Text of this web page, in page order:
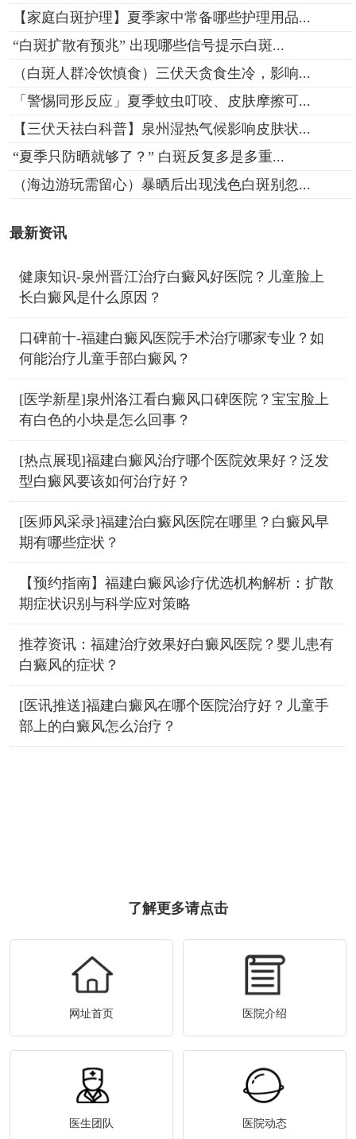
【家庭白斑护理】夏季家中常备哪些护理用品...
“白斑扩散有预兆” 出现哪些信号提示白斑...
（白斑人群冷饮慎食）三伏天贪食生冷，影响...
「警惕同形反应」夏季蚊虫叮咬、皮肤摩擦可...
【三伏天祛白科普】泉州湿热气候影响皮肤状...
“夏季只防晒就够了？” 白斑反复多是多重...
（海边游玩需留心）暴晒后出现浅色白斑别忽...
最新资讯
健康知识-泉州晋江治疗白癜风好医院？儿童脸上
长白癜风是什么原因？
口碑前十-福建白癜风医院手术治疗哪家专业？如
何能治疗儿童手部白癜风？
[医学新星]泉州洛江看白癜风口碑医院？宝宝脸上
有白色的小块是怎么回事？
[热点展现]福建白癜风治疗哪个医院效果好？泛发
型白癜风要该如何治疗好？
[医师风采录]福建治白癜风医院在哪里？白癜风早
期有哪些症状？
【预约指南】福建白癜风诊疗优选机构解析：扩散
期症状识别与科学应对策略
推荐资讯：福建治疗效果好白癜风医院？婴儿患有
白癜风的症状？
[医讯推送]福建白癜风在哪个医院治疗好？儿童手
部上的白癜风怎么治疗？
了解更多请点击
网址首页 医院介绍
医生团队 医院动态